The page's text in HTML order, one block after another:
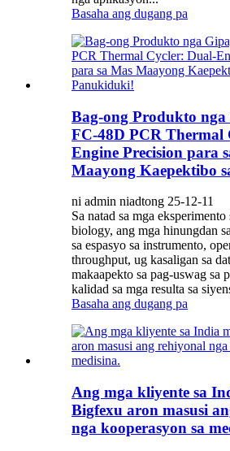
Basaha ang dugang pa
Bag-ong Produkto nga
FC-48D PCR Thermal
Engine Precision para
Maayong Kaepektibo
ni admin niadtong 25-12-11
Sa natad sa mga
biology, ang mga hinungdan
sa espasyo sa instrumento,
throughput, ug kasaligan sa
makaapekto sa pag-uswag sa
kalidad sa mga resulta sa
Basaha ang dugang pa
Ang mga kliyente sa
Bigfexu aron masusi
nga kooperasyon sa